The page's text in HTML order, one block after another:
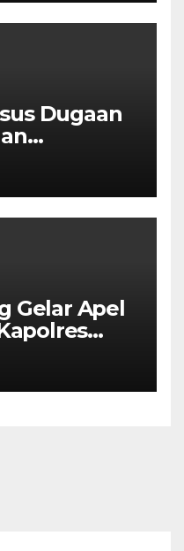
Dugaan
HP
Gelar Apel
dan
Musim